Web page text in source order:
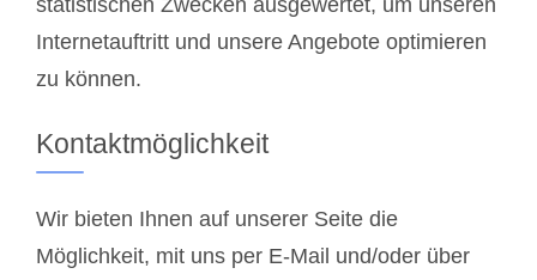
statistischen Zwecken ausgewertet, um unseren
Internetauftritt und unsere Angebote optimieren
zu können.
Kontaktmöglichkeit
Wir bieten Ihnen auf unserer Seite die
Möglichkeit, mit uns per E-Mail und/oder über